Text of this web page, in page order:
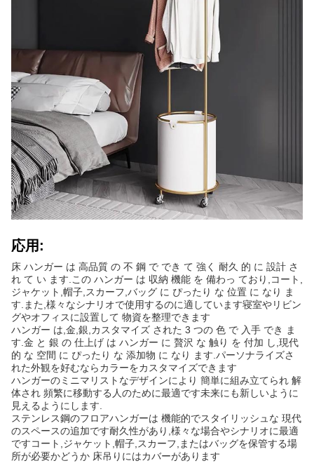
応用:
床 ハンガー は 高品質 の 不 鋼 で でき て 強く 耐久 的 に 設計 さ
れ て い ます.この ハンガー は 収納 機能 を 備わっ ており,コート,
ジャケット,帽子,スカーフ,バッグ に ぴったり な 位置 に なり ま
す.また,様々なシナリオで使用するのに適しています寝室やリビン
グやオフィスに設置して 物資を整理できます
ハンガー は,金,銀,カスタマイズ された 3 つの 色 で 入手 でき ま
す.金 と 銀 の 仕上げ は ハンガー に 贅沢 な 触り を 付加 し,現代
的 な 空間 に ぴったり な 添加物 に なり ます.パーソナライズさ
れた外観を好むならカラーをカスタマイズできます
ハンガーのミニマリストなデザインにより 簡単に組み立てられ 解
体され 頻繁に移動する人のために最適です未来にも新しいように
見えるようにします.
ステンレス鋼のフロアハンガーは 機能的でスタイリッシュな 現代
のスペースの追加です耐久性があり,様々な場合やシナリオに最適
ですコート,ジャケット,帽子,スカーフ,またはバッグを保管する場
所が必要かどうか 床吊りにはカバーがあります